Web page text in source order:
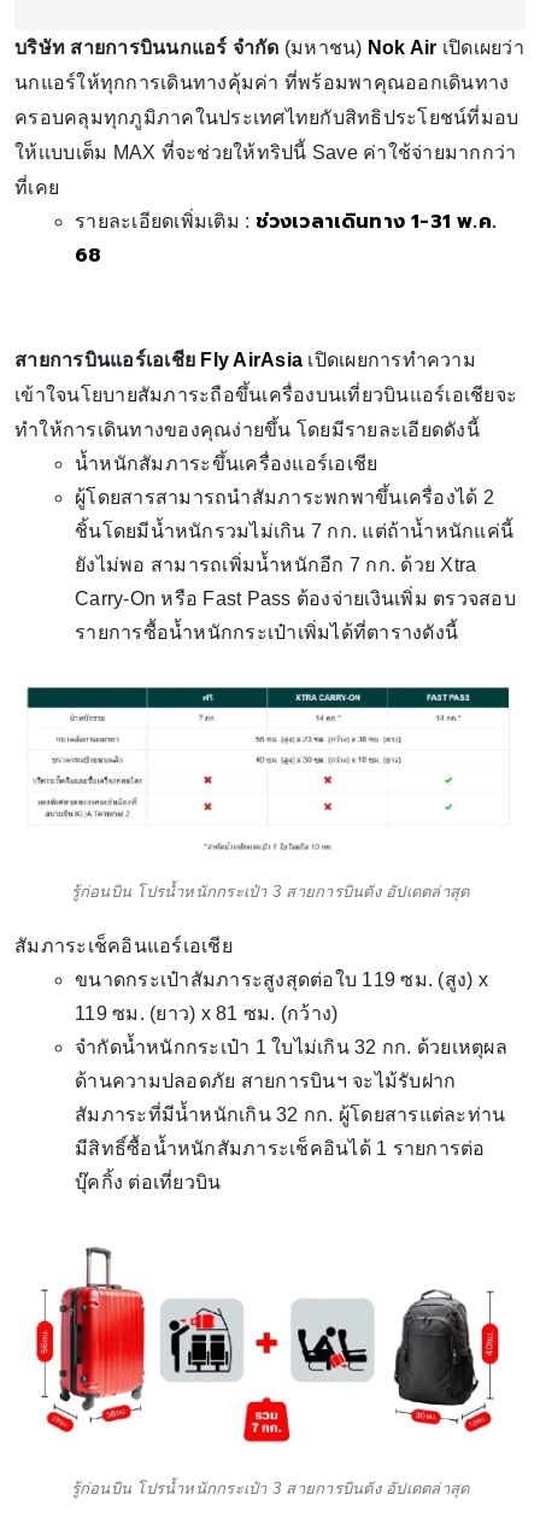
บริษัท สายการบินนกแอร์ จำกัด (มหาชน) Nok Air เปิดเผยว่า
นกแอร์ให้ทุกการเดินทางคุ้มค่า ที่พร้อมพาคุณออกเดินทาง
ครอบคลุมทุกภูมิภาคในประเทศไทยกับสิทธิประโยชน์ที่มอบ
ให้เเบบเต็ม MAX ที่จะช่วยให้ทริปนี้ Save ค่าใช้จ่ายมากกว่า
ที่เคย
รายละเอียดเพิ่มเติม : ช่วงเวลาเดินทาง 1-31 พ.ค.
68
สายการบินแอร์เอเชีย Fly AirAsia เปิดเผยการทำความ
เข้าใจนโยบายสัมภาระถือขึ้นเครื่องบนเที่ยวบินแอร์เอเชียจะ
ทำให้การเดินทางของคุณง่ายขึ้น โดยมีรายละเอียดดังนี้
น้ำหนักสัมภาระขึ้นเครื่องแอร์เอเชีย
ผู้โดยสารสามารถนำสัมภาระพกพาขึ้นเครื่องได้ 2
ชิ้นโดยมีน้ำหนักรวมไม่เกิน 7 กก. แต่ถ้าน้ำหนักแค่นี้
ยังไม่พอ สามารถเพิ่มน้ำหนักอีก 7 กก. ด้วย Xtra
Carry-On หรือ Fast Pass ต้องจ่ายเงินเพิ่ม ตรวจสอบ
รายการซื้อน้ำหนักกระเป๋าเพิ่มได้ที่ตารางดังนี้
รู้ก่อนบิน โปรน้ำหนักกระเป๋า 3 สายการบินดัง อัปเดตล่าสุด
สัมภาระเช็คอินแอร์เอเชีย
ขนาดกระเป๋าสัมภาระสูงสุดต่อใบ 119 ซม. (สูง) x
119 ซม. (ยาว) x 81 ซม. (กว้าง)
จำกัดน้ำหนักกระเป๋า 1 ใบไม่เกิน 32 กก. ด้วยเหตุผล
ด้านความปลอดภัย สายการบินฯ จะไม้รับฝาก
สัมภาระที่มีน้ำหนักเกิน 32 กก. ผู้โดยสารแต่ละท่าน
มีสิทธิ์ซื้อน้ำหนักสัมภาระเช็คอินได้ 1 รายการต่อ
บุ๊คกิ้ง ต่อเที่ยวบิน
รู้ก่อนบิน โปรน้ำหนักกระเป๋า 3 สายการบินดัง อัปเดตล่าสุด